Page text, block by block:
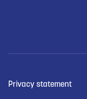
Privacy statement